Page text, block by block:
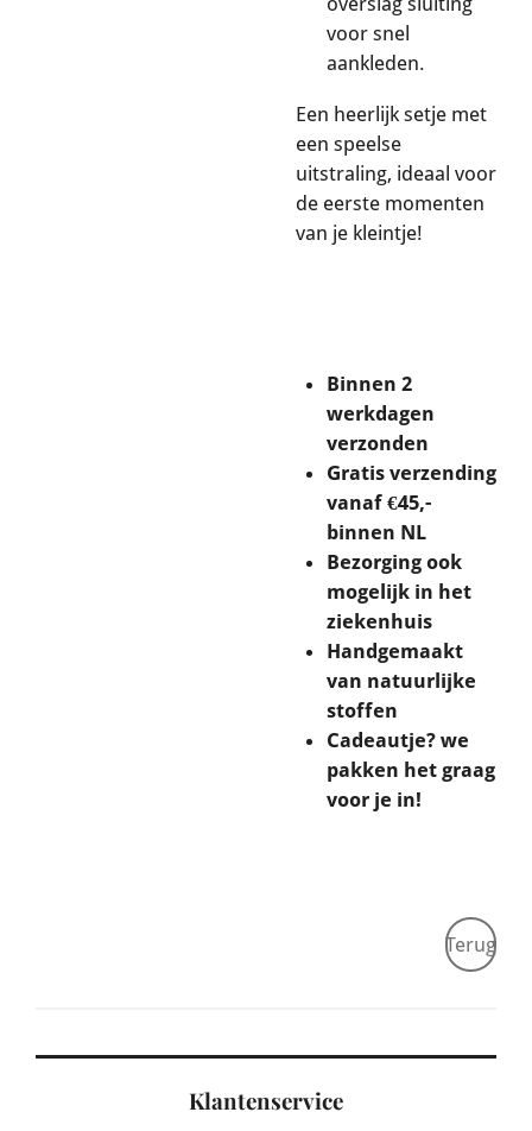
voor snel
aankleden.
Een heerlijk setje met
een speelse
uitstraling, ideaal voor
de eerste momenten
van je kleintje!
Binnen 2
werkdagen
verzonden
Gratis verzending
vanaf €45,-
binnen NL
Bezorging ook
mogelijk in het
ziekenhuis
Handgemaakt
van natuurlijke
stoffen
Cadeautje? we
pakken het graag
voor je in!
Terug
Klantenservice